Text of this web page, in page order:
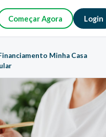
Começar Agora Login
Minha Casa